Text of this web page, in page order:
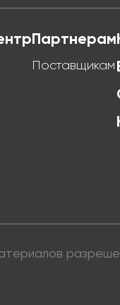
Партнерам
Поставщикам